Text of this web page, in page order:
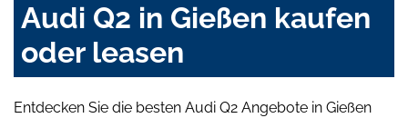
Audi Q2 in Gießen kaufen
oder leasen
Entdecken Sie die besten Audi Q2 Angebote in Gießen